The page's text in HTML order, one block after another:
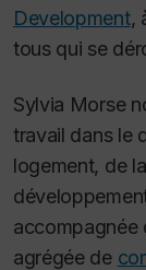
Development,
tous qui se
Sylvia Morse
travail dans le
logement, de
accompagnée
agrégée de